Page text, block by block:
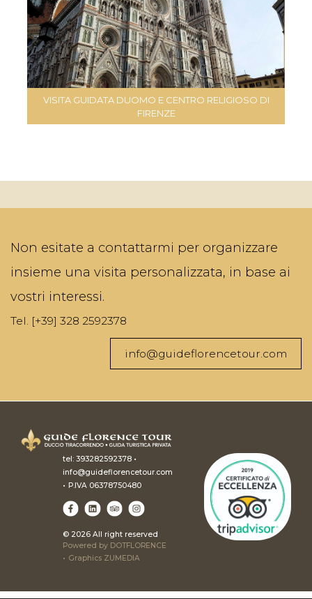
VISITA GUIDATA DUOMO E CENTRO RELIGIOSO DI
FIRENZE
Non esitate a contattarmi per organizzare
insieme una visita personalizzata, in base ai
vostri interessi.
Tel. [+39] 328 2592378
info@guideflorencetour.com
tel: 393282592378 •
info@guideflorencetour.com
• P.IVA 06378750480
© 2026 All right reserved
Powered by DOTFLORENCE
• Graphics ZUMEDIA